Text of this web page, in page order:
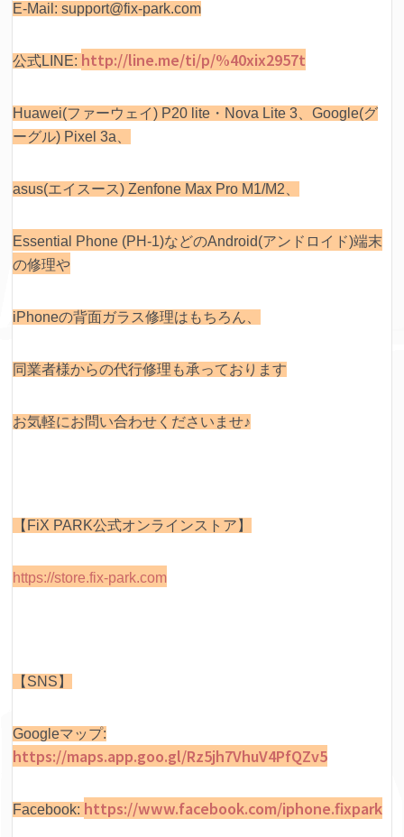
E-Mail: support@fix-park.com
公式LINE: http://line.me/ti/p/%40xix2957t
Huawei(ファーウェイ) P20 lite・Nova Lite 3、Google(グ
ーグル) Pixel 3a、
asus(エイスース) Zenfone Max Pro M1/M2、
Essential Phone (PH-1)などのAndroid(アンドロイド)端末
の修理や
iPhoneの背面ガラス修理はもちろん、
同業者様からの代行修理も承っております
お気軽にお問い合わせくださいませ♪
【FiX PARK公式オンラインストア】
https://store.fix-park.com
【SNS】
Googleマップ:
https://maps.app.goo.gl/Rz5jh7VhuV4PfQZv5
Facebook: https://www.facebook.com/iphone.fixpark